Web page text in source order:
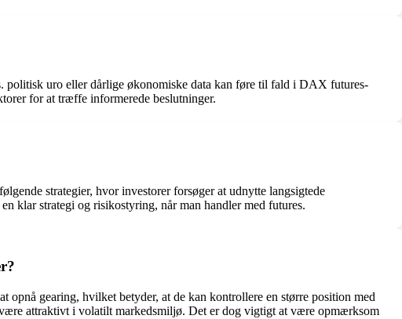
politisk uro eller dårlige økonomiske data kan føre til fald i DAX futures-
for at træffe informerede beslutninger.
strategier, hvor investorer forsøger at udnytte langsigtede
klar strategi og risikostyring, når man handler med futures.
gearing, hvilket betyder, at de kan kontrollere en større position med
attraktivt i volatilt markedsmiljø. Det er dog vigtigt at være opmærksom